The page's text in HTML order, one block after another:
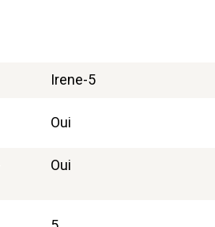
Irene-5
Oui
Oui